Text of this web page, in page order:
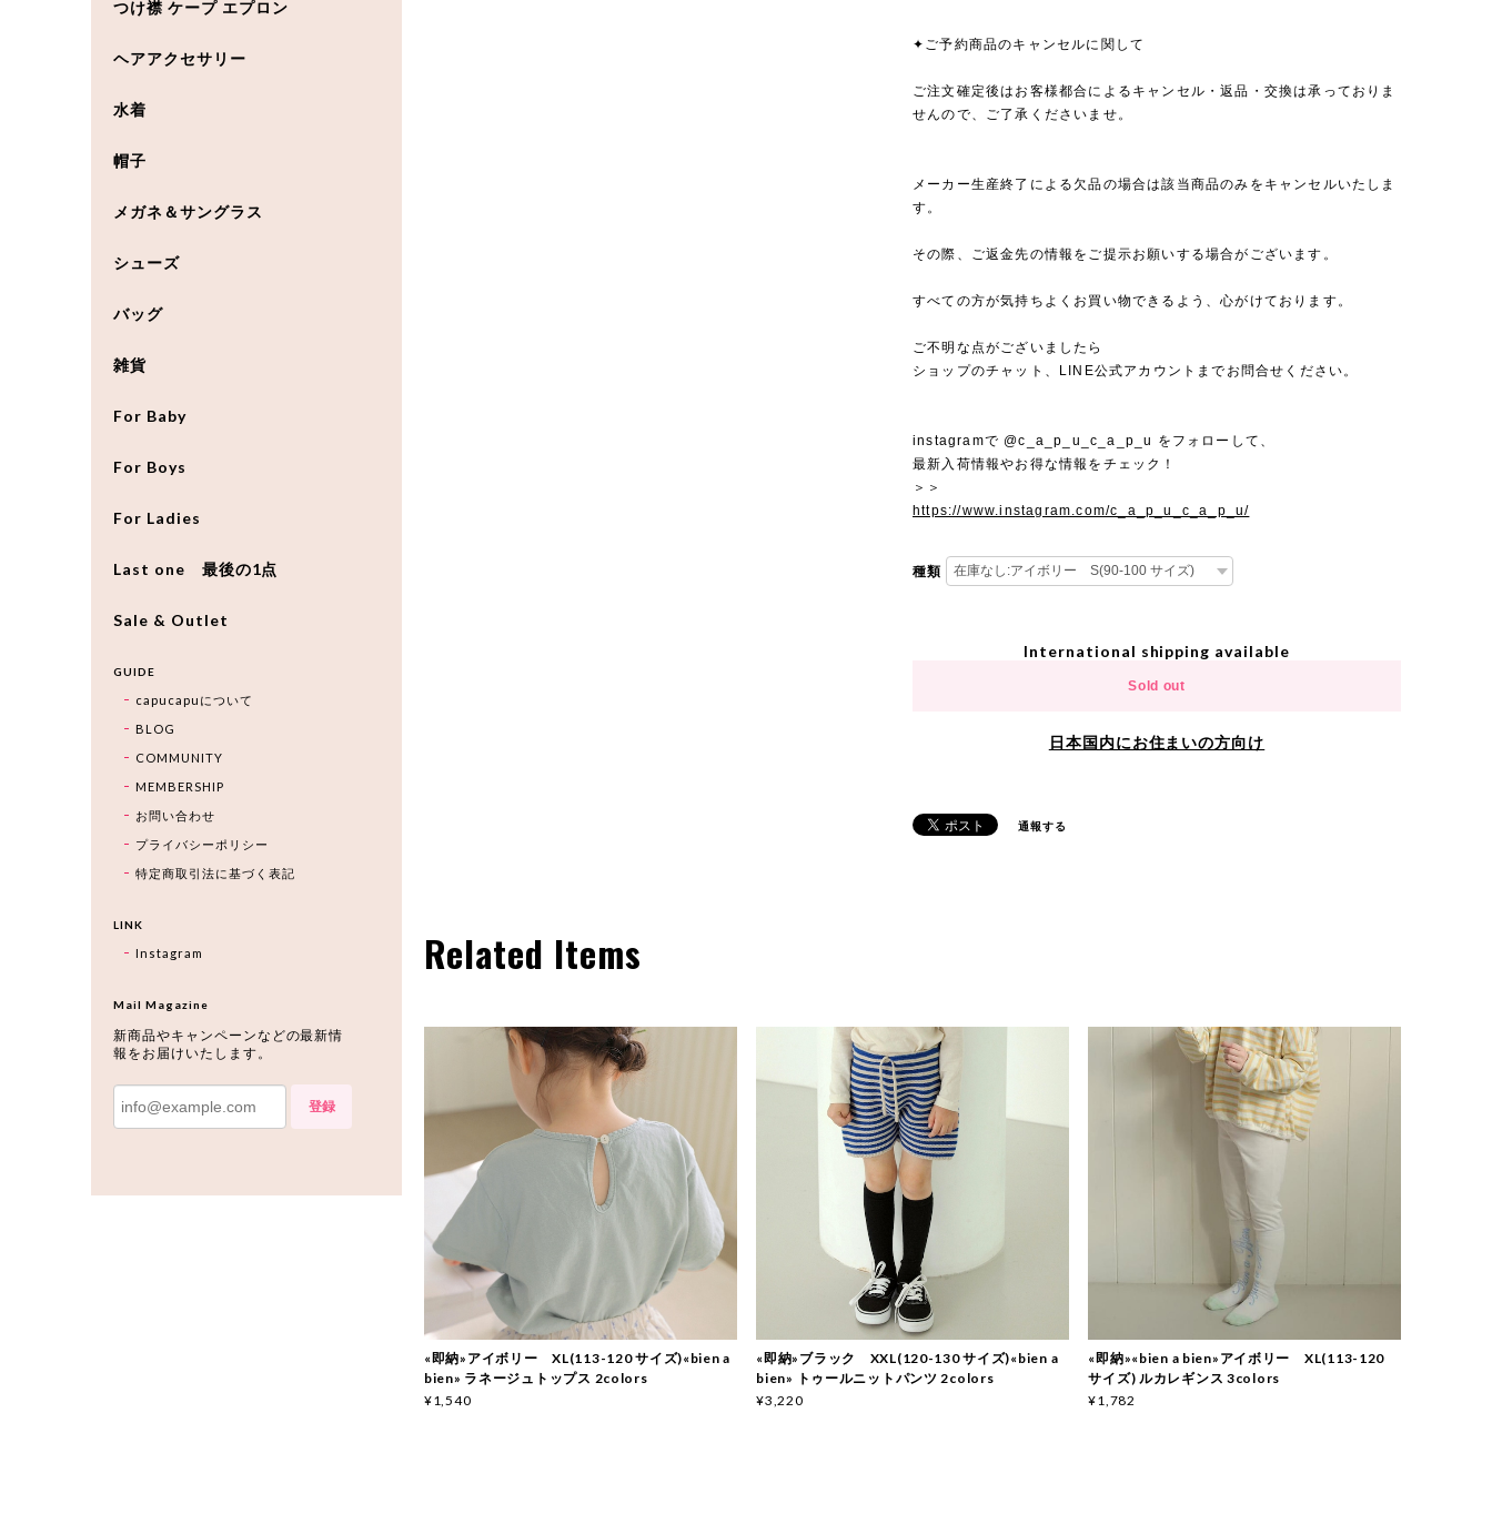
✦ご予約商品のキャンセルに関して
ご注文確定後はお客様都合によるキャンセル・返品・交換は承っておりま
せんので、ご了承くださいませ。
メーカー生産終了による欠品の場合は該当商品のみをキャンセルいたしま
す。
その際、ご返金先の情報をご提示お願いする場合がございます。
すべての方が気持ちよくお買い物できるよう、心がけております。
ご不明な点がございましたら
ショップのチャット、LINE公式アカウントまでお問合せください。
instagramで @c_a_p_u_c_a_p_u をフォローして、
最新入荷情報やお得な情報をチェック！
＞＞
https://www.instagram.com/c_a_p_u_c_a_p_u/
種類
International shipping available
Sold out
日本国内にお住まいの方向け
通報する
Related Items
«即納»アイボリー XL(113-120 サイズ)«bien a
bien» ラネージュトップス 2colors
¥1,540
«即納»ブラック XXL(120-130 サイズ)«bien a
bien» トゥールニットパンツ 2colors
¥3,220
«即納»«bien a bien»アイボリー XL(113-120
サイズ) ルカレギンス 3colors
¥1,782
つけ襟 ケープ エプロン
ヘアアクセサリー
水着
帽子
メガネ＆サングラス
シューズ
バッグ
雑貨
For Baby
For Boys
For Ladies
Last one 最後の1点
Sale & Outlet
GUIDE
capucapuについて
BLOG
COMMUNITY
MEMBERSHIP
お問い合わせ
プライバシーポリシー
特定商取引法に基づく表記
LINK
Instagram
Mail Magazine
新商品やキャンペーンなどの最新情
報をお届けいたします。
登録